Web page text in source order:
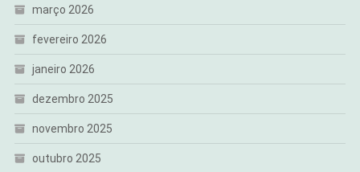
março 2026
fevereiro 2026
janeiro 2026
dezembro 2025
novembro 2025
outubro 2025